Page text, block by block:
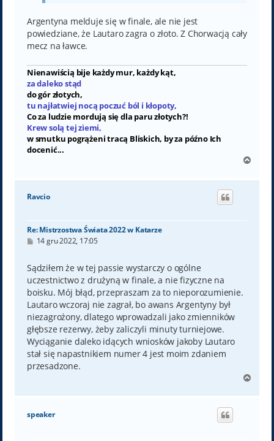
Argentyna melduje się w finale, ale nie jest
powiedziane, że Lautaro zagra o złoto. Z Chorwacją cały
mecz na ławce.
Nienawiścią bije każdy mur, każdy kąt,
za daleko stąd
do gór złotych,
tu najłatwiej nocą poczuć ból i kłopoty,
Co za ludzie mordują się dla paru złotych?!
Krew solą tej ziemi,
w smutku pogrążeni tracą Bliskich, by za późno Ich
docenić...
g
Ravcio
Re: Mistrzostwa Świata 2022 w Katarze
P
t
14 gru 2022, 17:05
Sądziłem że w tej passie wystarczy o ogólne
uczestnictwo z drużyną w finale, a nie fizyczne na
boisku. Mój błąd, przepraszam za to nieporozumienie.
Lautaro wczoraj nie zagrał, bo awans Argentyny był
niezagrożony, dlatego wprowadzali jako zmienników
głębsze rezerwy, żeby zaliczyli minuty turniejowe.
Wyciąganie daleko idących wniosków jakoby Lautaro
stał się napastnikiem numer 4 jest moim zdaniem
przesadzone.
g
speaker